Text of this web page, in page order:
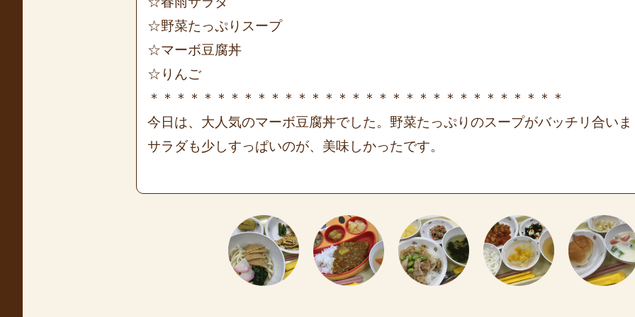
☆野菜たっぷりスープ
☆マーボ豆腐丼
☆りんご
＊＊＊＊＊＊＊＊＊＊＊＊＊＊＊＊＊＊＊＊＊＊＊＊＊＊＊＊＊＊＊
今日は、大人気のマーボ豆腐丼でした。野菜たっぷりのスープがバッチリ合い
サラダも少しすっぱいのが、美味しかったです。